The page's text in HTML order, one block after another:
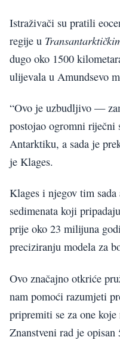
Istraživači su pratili
regije u
dugo oko 1500
ulijevala u Amundsevo
“Ovo je uzbudljivo —
postojao ogromni riječni
Antarktiku, a sada je
je Klages.
Klages i njegov tim
sedimenata koji
prije oko 23 milijuna
preciziranju modela za
Ovo značajno otkriće
nam pomoći razumjeti
pripremiti se za one
Znanstveni rad je